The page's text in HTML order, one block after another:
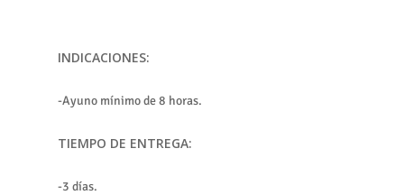
INDICACIONES:
-Ayuno mínimo de 8 horas.
TIEMPO DE ENTREGA:
-3 días.